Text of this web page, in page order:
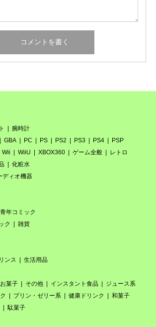
腕時計
GBA PC PS PS2 PS3 PS4
PSP
Wii WiiU XBOX360 ゲーム全般
レトロ
化粧水
ディオ機器
青年コミック
ク
雑貨
ンス
生活用品
お菓子 その他 インスタント食品
ジュース系
プリン・ゼリー系 健康ドリンク
和菓子
駄菓子